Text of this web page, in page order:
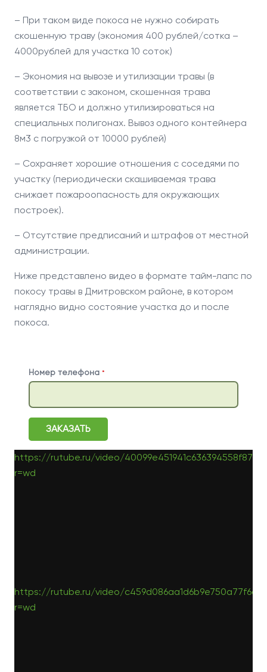
– При таком виде покоса не нужно собирать
скошенную траву (экономия 400 рублей/сотка –
4000рублей для участка 10 соток)
– Экономия на вывозе и утилизации травы (в
соответствии с законом, скошенная трава
является ТБО и должно утилизироваться на
специальных полигонах. Вывоз одного контейнера
8м3 с погрузкой от 10000 рублей)
– Сохраняет хорошие отношения с соседями по
участку (периодически скашиваемая трава
снижает пожароопасность для окружающих
построек).
– Отсутствие предписаний и штрафов от местной
администрации.
Ниже представлено видео в формате тайм-лапс по
покосу травы в Дмитровском районе, в котором
наглядно видно состояние участка до и после
покоса.
Номер телефона *
ЗАКАЗАТЬ
https://rutube.ru/video/
r=wd
https://rutube.ru/video/
r=wd